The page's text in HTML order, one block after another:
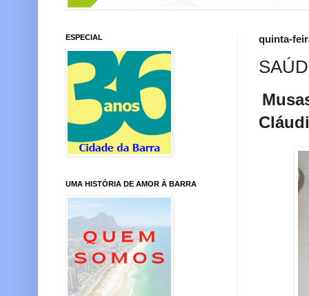
quinta-
ESPECIAL
UMA HISTÓRIA DE AMOR À BARRA